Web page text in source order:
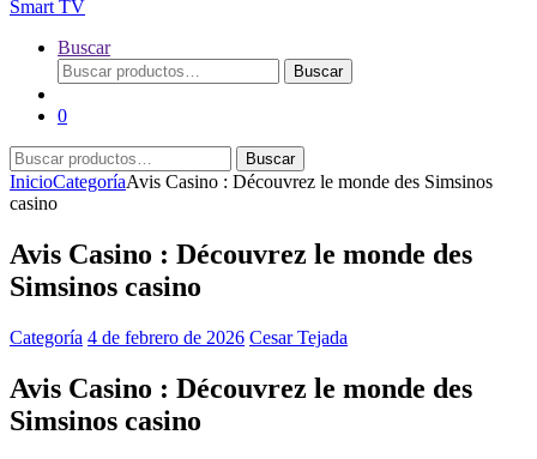
Buscar
Buscar
por:
Buscar
0
Buscar
por:
Buscar
InicioCategoríaAvis Casino : Découvrez le monde des Simsinos
casino
Avis Casino : Découvrez le monde des
Simsinos casino
Categoría 4 de febrero de 2026 Cesar Tejada
Avis Casino : Découvrez le monde des
Simsinos casino